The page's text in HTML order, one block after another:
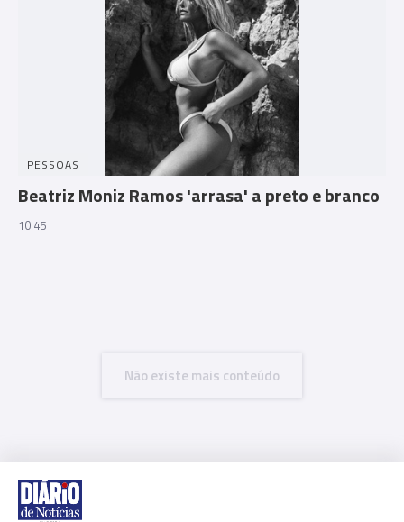
PESSOAS
Beatriz Moniz Ramos 'arrasa' a preto e branco
10:45
Não existe mais conteúdo